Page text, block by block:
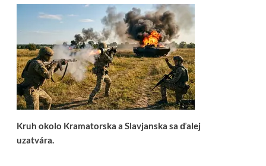
Kruh okolo Kramatorska a Slavjanska sa ďalej
uzatvára.